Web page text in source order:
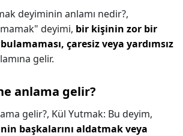
deyiminin anlamı nedir?,
deyimi, bir kişinin zor bir
çaresiz veya yardımsız
gelir.
anlama gelir?
gelir?, Kül Yutmak: Bu deyim,
başkalarını aldatmak veya